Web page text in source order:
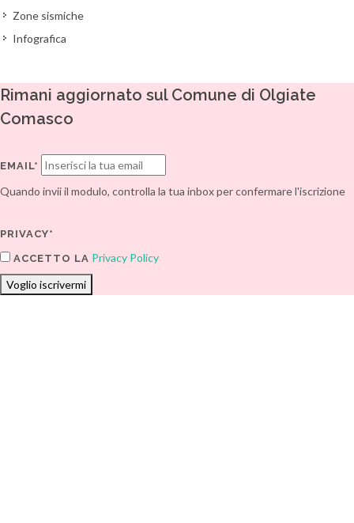
Zone sismiche
Infografica
Rimani aggiornato sul Comune di Olgiate
Comasco
EMAIL*
Quando invii il modulo, controlla la tua inbox per confermare l'iscrizione
PRIVACY*
ACCETTO LA Privacy Policy
Voglio iscrivermi